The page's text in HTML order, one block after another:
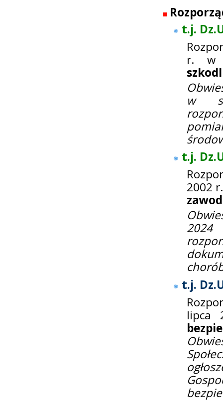
t.j.
r. w
w
t.j.
2002
2024
t.j.
lipca